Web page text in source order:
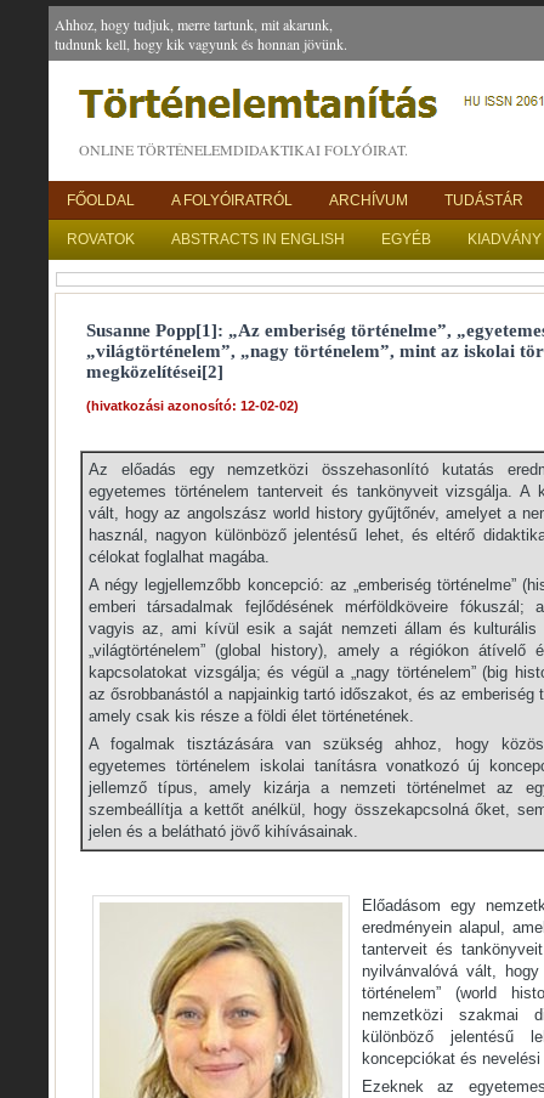
Ahhoz, hogy tudjuk, merre tartunk, mit akarunk,
tudnunk kell, hogy kik vagyunk és honnan jövünk.
ONLINE TÖRTÉNELEMDIDAKTIKAI FOLYÓIRAT.
FŐOLDAL A FOLYÓIRATRÓL ARCHÍVUM TUDÁSTÁR
ROVATOK ABSTRACTS IN ENGLISH EGYÉB
Susanne Popp[1]: „Az emberiség történelme”,
„világtörténelem”, „nagy történelem”, mint az iskolai
megközelítései[2]
(hivatkozási azonosító: 12-02-02)
Az előadás egy nemzetközi összehasonlító kutatás
egyetemes történelem tanterveit és tankönyveit vizsgálja. A
vált, hogy az angolszász world history gyűjtőnév, amelyet a
használ, nagyon különböző jelentésű lehet, és eltérő
célokat foglalhat magába.
A négy legjellemzőbb koncepció: az „emberiség történelme”
emberi társadalmak fejlődésének mérföldköveire fókuszál;
vagyis az, ami kívül esik a saját nemzeti állam és kulturális
„világtörténelem” (global history), amely a régiókon átívelő
kapcsolatokat vizsgálja; és végül a „nagy történelem” (big
az ősrobbanástól a napjainkig tartó időszakot, és az emberiség
amely csak kis része a földi élet történetének.
A fogalmak tisztázására van szükség ahhoz, hogy
egyetemes történelem iskolai tanításra vonatkozó új
jellemző típus, amely kizárja a nemzeti történelmet az
szembeállítja a kettőt anélkül, hogy összekapcsolná őket,
jelen és a belátható jövő kihívásainak.
Előadásom egy
eredményein alapul,
tanterveit és
nyilvánvalóvá vált,
történelem” (world
nemzetközi szakmai
különböző jelentésű
koncepciókat és
Ezeknek az